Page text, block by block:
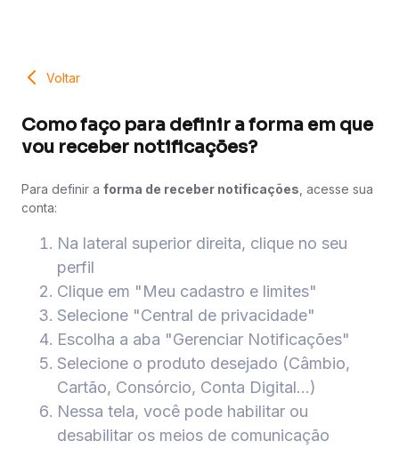
Voltar
Como faço para definir a forma em que
vou receber notificações?
Para definir a forma de receber notificações , acesse sua
conta:
Na lateral superior direita, clique no seu
perfil
Clique em "Meu cadastro e limites"
Selecione "Central de privacidade"
Escolha a aba "Gerenciar Notificações"
Selecione o produto desejado (Câmbio,
Cartão, Consórcio, Conta Digital...)
Nessa tela, você pode habilitar ou
desabilitar os meios de comunicação